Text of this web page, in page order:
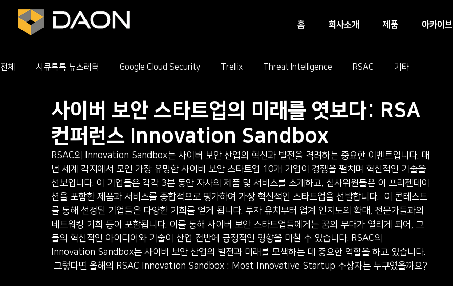
홈 회사소개 제품 아카이브
전체 시큐톡톡 뉴스레터 Google Cloud Security Trellix Threat Intelligence RSAC 기타
CrowdStrike사이버 보안 스타트업의 미래를 엿보다: RSA
컨퍼런스 Innovation Sandbox
RSAC의 Innovation Sandbox는 사이버 보안 산업의 혁신과 발전을 격려하는 중요한 이벤트입니다. 매
년 세계 각지에서 모인 가장 유망한 사이버 보안 스타트업 10개 기업이 경쟁을 펼치며 혁신적인 기술을
선보입니다. 이 기업들은 각각 3분 동안 자사의 제품 및 서비스를 소개하고, 심사위원들은 이 프리젠테이
션을 포함한 제품과 서비스를 종합적으로 평가하여 가장 혁신적인 스타트업을 선발합니다. ​ 이 콘테스트
를 통해 선정된 기업들은 다양한 기회를 얻게 됩니다. 투자 유치부터 업계 인지도의 확대, 전문가들과의
네트워킹 기회 등이 포함됩니다. 이를 통해 사이버 보안 스타트업들에게는 꿈의 무대가 열리게 되어, 그
들의 혁신적인 아이디어와 기술이 산업 전반에 긍정적인 영향을 미칠 수 있습니다. RSAC의
Innovation Sandbox는 사이버 보안 산업의 발전과 미래를 모색하는 데 중요한 역할을 하고 있습니다.
​ 그렇다면 올해의 RSAC Innovation Sandbox : Most Innovative Startup 수상자는 누구였을까요? ​